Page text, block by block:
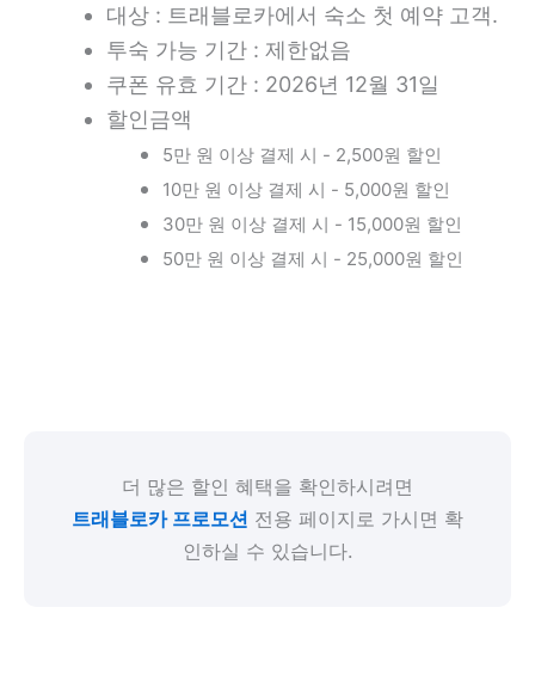
대상 : 트래블로카에서 숙소 첫 예약 고객.
투숙 가능 기간 : 제한없음
쿠폰 유효 기간 : 2026년 12월 31일
할인금액
5만 원 이상 결제 시 - 2,500원 할인
10만 원 이상 결제 시 - 5,000원 할인
30만 원 이상 결제 시 - 15,000원 할인
50만 원 이상 결제 시 - 25,000원 할인
더 많은 할인 혜택을 확인하시려면
트래블로카 프로모션 전용 페이지로 가시면 확
인하실 수 있습니다.